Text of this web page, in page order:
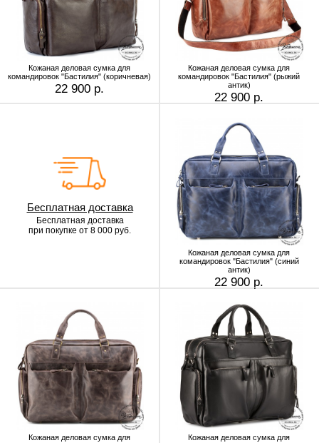
Кожаная деловая сумка для
командировок "Бастилия" (коричневая)
22 900 р.
Кожаная деловая сумка для
командировок "Бастилия" (рыжий
антик)
22 900 р.
Бесплатная доставка
Бесплатная доставка
при покупке от 8 000 руб.
Кожаная деловая сумка для
командировок "Бастилия" (синий
антик)
22 900 р.
Кожаная деловая сумка для
Кожаная деловая сумка для